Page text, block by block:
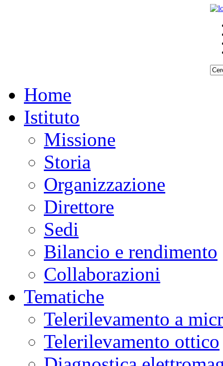
Home
Istituto
Missione
Storia
Organizzazione
Direttore
Sedi
Bilancio e rendimento
Collaborazioni
Tematiche
Telerilevamento a
Telerilevamento ottico